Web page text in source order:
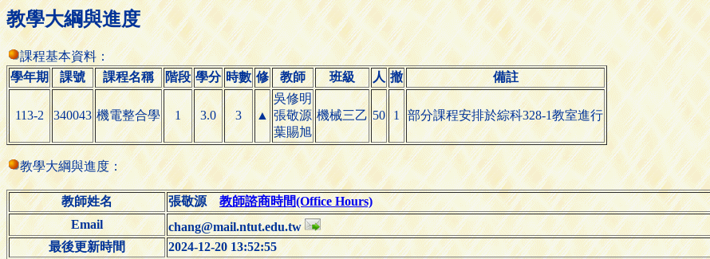
教學大綱與進度
課程基本資料：
學年期
課號 課程名稱 階段 學分 時數 修 教師 班級 人 撤 備註
113-2 340043 機電整合學 1 3.0 3 ▲
吳修明
張敬源
葉賜旭
機械三乙 50 1 部分課程安排於綜科328-1教室進行
教學大綱與進度：
教師姓名 張敬源教師諮商時間(Office Hours)
Email
chang@mail.ntut.edu.tw
最後更新時間
2024-12-20 13:52:55